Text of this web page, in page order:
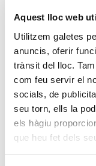
Aquest lloc web
Utilitzem galetes
anuncis, oferir
trànsit del lloc.
com feu servir el
socials, de
seu torn, ells la
els hàgiu
que heu fet dels
conèixer la diversitat
diferents territoris.